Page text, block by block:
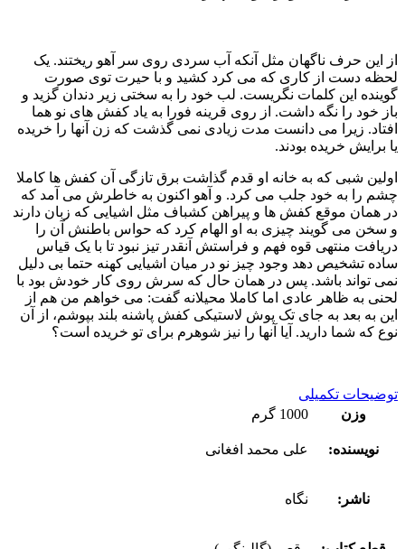
از این حرف ناگهان مثل آنکه آب سردی روی سر آهو ریختند. یک
لحظه دست از کاری که می کرد کشید و با حیرت توی صورت
گوینده این کلمات نگریست. لب خود را به سختی زیر دندان گزید و
باز خود را نگه داشت. از روی قرینه فورا به یاد کفش های نو هما
افتاد. زیرا می دانست مدت زیادی نمی گذشت که زن آنها را خریده
یا برایش خریده بودند.
اولین شبی که به خانه او قدم گذاشت برق تازگی آن کفش ها کاملا
چشم را به خود جلب می کرد. و آهو اکنون به خاطرش می آمد که
در همان موقع کفش ها و پیراهن کشباف مثل اشیایی که زبان دارند
و سخن می گویند چیزی به او الهام کرد که حواس باطنش آن را
دریافت منتهی قوه فهم و فراستش آنقدر تیز نبود تا با یک قیاس
ساده تشخیص دهد وجود چیز نو در میان اشیایی کهنه حتما بی دلیل
نمی تواند باشد. پس در همان حال که سرش روی کار خودش بود با
لحنی به ظاهر عادی اما کاملا محیلانه گفت: می خواهم من هم از
این به بعد به جای تک پوش لاستیکی کفش پاشنه بلند بپوشم، از آن
نوع که شما دارید. آیا آنها را نیز شوهرم برای تو خریده است؟
توضیحات تکمیلی
وزن
1000 گرم
نویسنده: علی محمد افغانی
ناشر: نگاه